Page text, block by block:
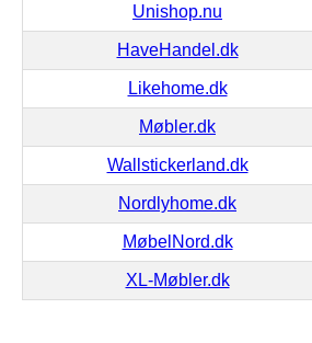
Unishop.nu
HaveHandel.dk
Likehome.dk
Møbler.dk
Wallstickerland.dk
Nordlyhome.dk
MøbelNord.dk
XL-Møbler.dk